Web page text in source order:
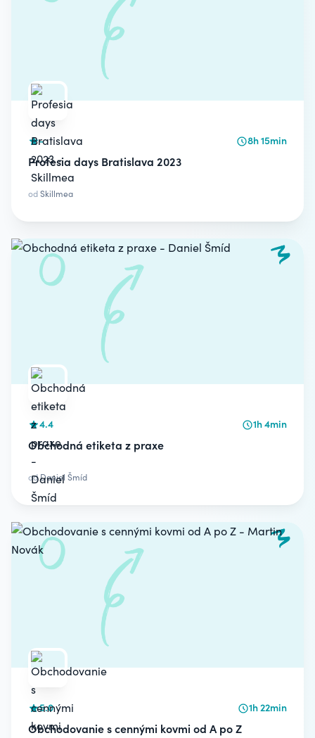
- 8h 15min
Profesia days Bratislava 2023
odSkillmea
4.4 1h 4min
Obchodná etiketa z praxe
odDaniel Šmíd
5.0 1h 22min
Obchodovanie s cennými kovmi od A po Z